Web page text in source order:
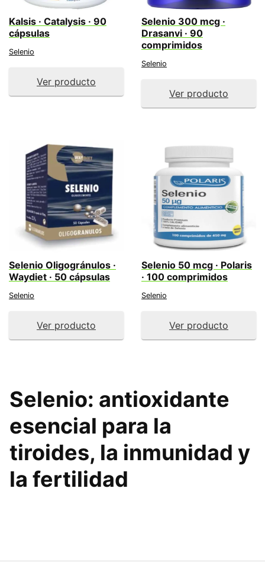
Kalsis · Catalysis · 90
cápsulas
Selenio
Ver producto
Selenio 300 mcg ·
Drasanvi · 90
comprimidos
Selenio
Ver producto
Selenio Oligogránulos ·
Waydiet · 50 cápsulas
Selenio
Ver producto
Selenio 50 mcg · Polaris
· 100 comprimidos
Selenio
Ver producto
Selenio: antioxidante
esencial para la
tiroides, la inmunidad y
la fertilidad